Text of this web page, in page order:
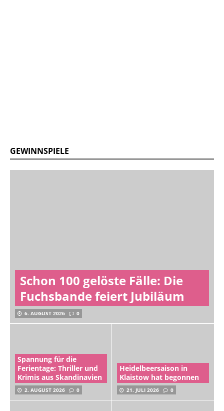
GEWINNSPIELE
Schon 100 gelöste Fälle: Die
Fuchsbande feiert Jubiläum
6. AUGUST 2026 0
Spannung für die
Ferientage: Thriller und
Krimis aus Skandinavien
2. AUGUST 2026 0
Heidelbeersaison in
Klaistow hat begonnen
21. JULI 2026 0